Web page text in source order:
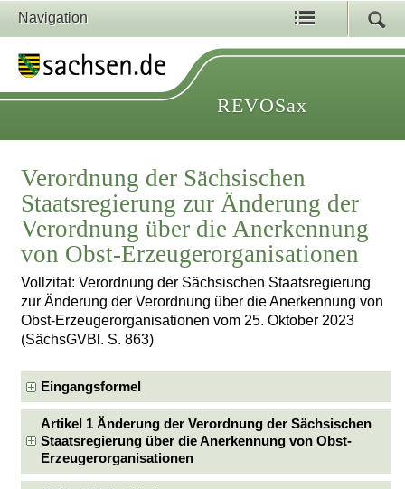
Navigation
REVOSax
Verordnung der Sächsischen
Staatsregierung zur Änderung der
Verordnung über die Anerkennung
von Obst-Erzeugerorganisationen
Vollzitat: Verordnung der Sächsischen Staatsregierung
zur Änderung der Verordnung über die Anerkennung von
Obst-Erzeugerorganisationen vom 25. Oktober 2023
(SächsGVBl. S. 863)
Eingangsformel
Artikel 1 Änderung der Verordnung der Sächsischen
Staatsregierung über die Anerkennung von Obst-
Erzeugerorganisationen